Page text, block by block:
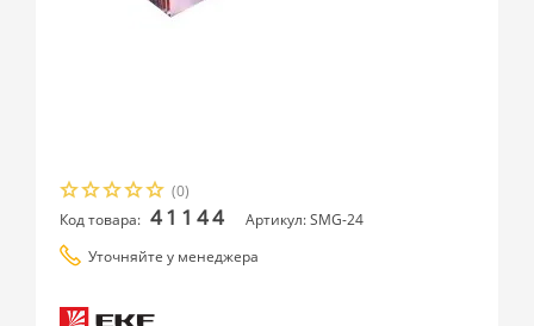
(0)
Код товара: 41144
Артикул: SMG-24
Уточняйте у менеджера